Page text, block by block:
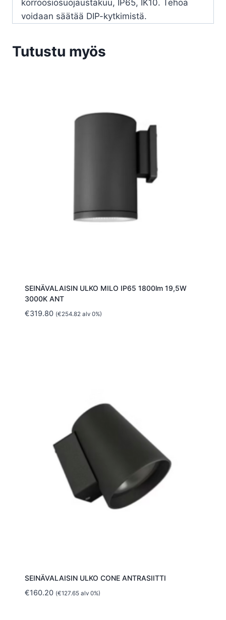
korroosiosuojaustakuu, IP65, IK10. Tehoa
voidaan säätää DIP-kytkimistä.
Tutustu myös
SEINÄVALAISIN ULKO MILO IP65 1800lm 19,5W
3000K ANT
€319.80 (€254.82 alv 0%)
SEINÄVALAISIN ULKO CONE ANTRASIITTI
€160.20 (€127.65alv 0%)